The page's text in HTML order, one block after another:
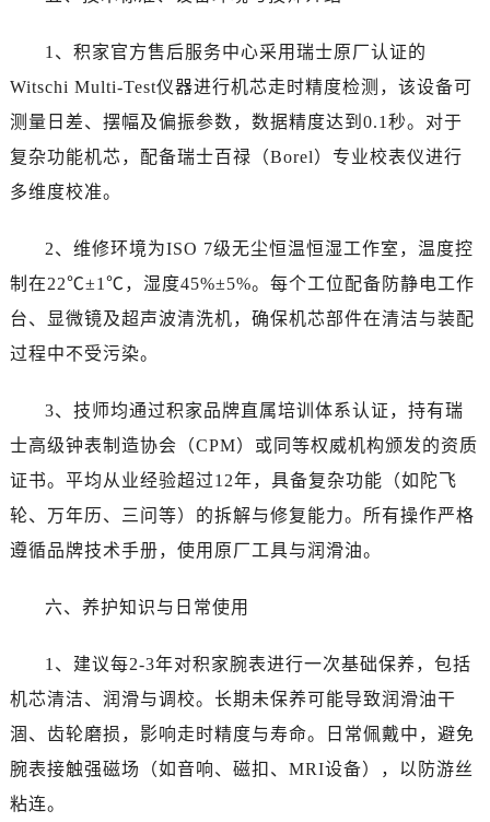
1、积家官方售后服务中心采用瑞士原厂认证的
Witschi Multi-Test仪器进行机芯走时精度检测，该设备可
测量日差、摆幅及偏振参数，数据精度达到0.1秒。对于
复杂功能机芯，配备瑞士百禄（Borel）专业校表仪进行
多维度校准。
2、维修环境为ISO 7级无尘恒温恒湿工作室，温度控
制在22℃±1℃，湿度45%±5%。每个工位配备防静电工作
台、显微镜及超声波清洗机，确保机芯部件在清洁与装配
过程中不受污染。
3、技师均通过积家品牌直属培训体系认证，持有瑞
士高级钟表制造协会（CPM）或同等权威机构颁发的资质
证书。平均从业经验超过12年，具备复杂功能（如陀飞
轮、万年历、三问等）的拆解与修复能力。所有操作严格
遵循品牌技术手册，使用原厂工具与润滑油。
六、养护知识与日常使用
1、建议每2-3年对积家腕表进行一次基础保养，包括
机芯清洁、润滑与调校。长期未保养可能导致润滑油干
涸、齿轮磨损，影响走时精度与寿命。日常佩戴中，避免
腕表接触强磁场（如音响、磁扣、MRI设备），以防游丝
粘连。